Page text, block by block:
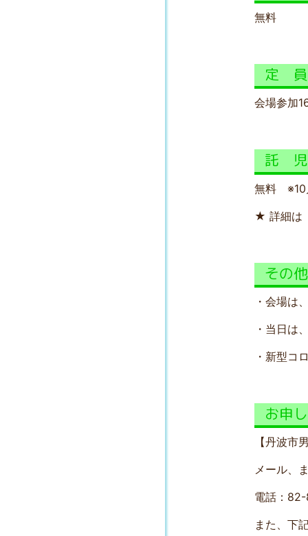
無料
定 員
会場参加
託 児
無料 ※10
★ 詳細は
その他
・会場は
・当日は
・新型コ
お申
【丹波
メール
電話：
また、下